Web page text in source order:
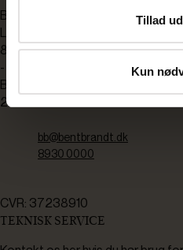
Tillad
Kun
BENT BRANDT
8200 Aarhus N
-
Bådehavnsgade 2C
2450 København SV
bb@bentbrandt.dk
8930 0000
CVR: 37238910
TEKNISK SERVICE